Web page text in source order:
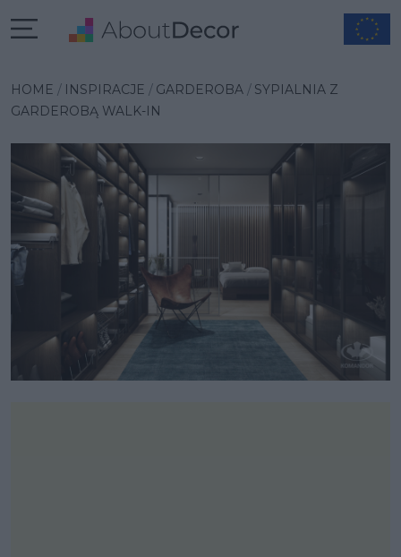
HOME INSPIRACJE GARDEROBA
SYPIALNIA Z
GARDEROBĄ WALK-IN